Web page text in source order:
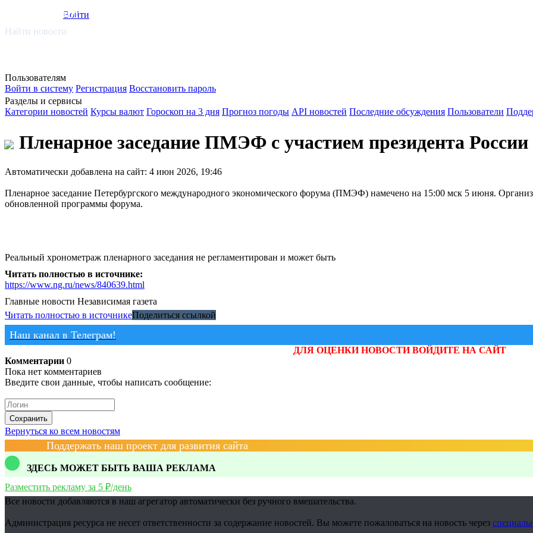
smi.mobi
Войти
Найти новости
Пользователям
Войти в систему Регистрация Восстановить пароль
Разделы и сервисы
Категории новостей Курсы валют Гороскоп на 3 дня Прогноз погоды API новостей Последние обсуждения Пользователи
Пленарное заседание ПМЭФ с участием президента
Автоматически добавлена на сайт: 4 июн 2026, 19:46
Пленарное заседание Петербургского международного экономического форума (ПМЭФ) намечено на 15:00 мск 5 июня.
обновленной программы форума.
Реальный хронометраж пленарного заседания не регламентирован и может быть
Читать полностью в источнике:
https://www.ng.ru/news/840639.html
Главные новости Независимая газета
Читать полностью в источникеПоделиться ссылкой
Наш канал в Телеграм!
ДЛЯ ОЦЕНКИ НОВОСТИ ВОЙДИТЕ НА САЙТ
Комментарии 0
Пока нет комментариев
Введите свои данные, чтобы написать сообщение:
Сохранить
Вернуться ко всем новостям
Поддержать наш проект для развития сайта
ЗДЕСЬ МОЖЕТ БЫТЬ ВАША РЕКЛАМА
Разместить рекламу за 5 ₽/день
Все новости добавляются в наш агрегатор автоматически без ручного вмешательства.
Администрация ресурса не несет ответственности за содержание новостей. Вы можете пожаловаться на новость через